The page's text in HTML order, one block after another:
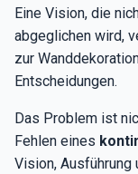
Eine Vision, die
abgeglichen wird,
zur
Entscheidungen.
Das Problem ist
Fehlen eines
Vision, Ausführung